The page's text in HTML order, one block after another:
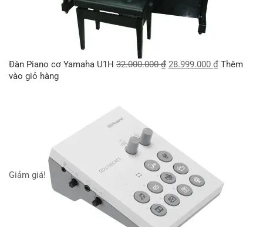
Đàn Piano cơ Yamaha U1H 32.000.000₫ 28.999.000 ₫ Thêm
vào giỏ hàng
Giảm giá!